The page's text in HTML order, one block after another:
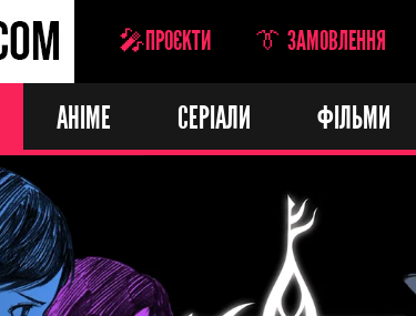
🎤ПРОЄКТИ 👔 ЗАМОВЛЕННЯ
АНІМЕ СЕРІАЛИ ФІЛЬМИ
Previous